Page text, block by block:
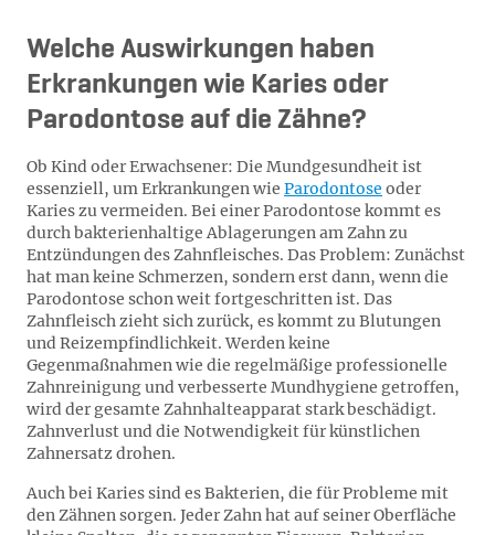
Welche Auswirkungen haben
Erkrankungen wie Karies oder
Parodontose auf die Zähne?
Ob Kind oder Erwachsener: Die Mundgesundheit ist
essenziell, um Erkrankungen wie Parodontose oder
Karies zu vermeiden. Bei einer Parodontose kommt es
durch bakterienhaltige Ablagerungen am Zahn zu
Entzündungen des Zahnfleisches. Das Problem: Zunächst
hat man keine Schmerzen, sondern erst dann, wenn die
Parodontose schon weit fortgeschritten ist. Das
Zahnfleisch zieht sich zurück, es kommt zu Blutungen
und Reizempfindlichkeit. Werden keine
Gegenmaßnahmen wie die regelmäßige professionelle
Zahnreinigung und verbesserte Mundhygiene getroffen,
wird der gesamte Zahnhalteapparat stark beschädigt.
Zahnverlust und die Notwendigkeit für künstlichen
Zahnersatz drohen.
Auch bei Karies sind es Bakterien, die für Probleme mit
den Zähnen sorgen. Jeder Zahn hat auf seiner Oberfläche